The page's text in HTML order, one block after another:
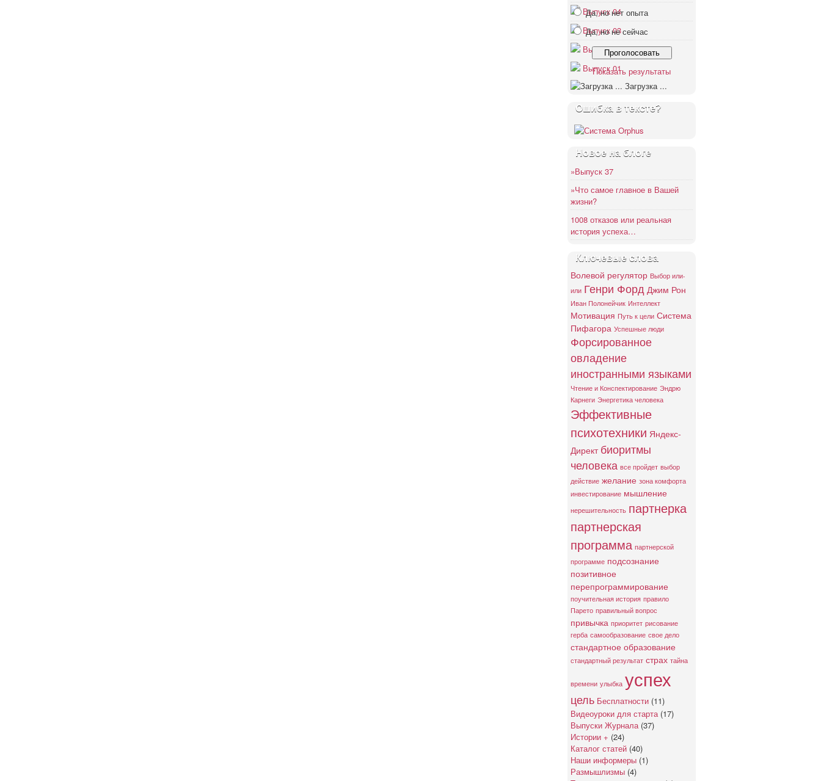
Выпуск 04
Выпуск 03
Выпуск 02
Выпуск 01
Да, но нет опыта
Да, но не сейчас
Показать результаты
Загрузка ...
Ошибка в тексте?
Новое на блоге
»Выпуск 37
»Что самое главное в Вашей
жизни?
1008 отказов или реальная
история успеха…
Ключевые слова
Волевой регулятор Выбор или-
или Генри Форд Джим Рон
Иван Полонейчик Интеллект
Мотивация Путь к цели Система
Пифагора Успешные люди
Форсированное
овладение
иностранными языками
Чтение и Конспектирование Эндрю
Карнеги Энергетика человека
Эффективные
психотехники Яндекс-
Директ биоритмы
человека все пройдет выбор
действие желание зона комфорта
инвестирование мышление
нерешительность партнерка
партнерская
программа партнерской
программе подсознание
позитивное
перепрограммирование
поучительная история правило
Парето правильный вопрос
привычка приоритет рисование
герба самообразование свое дело
стандартное образование
стандартный результат страх тайна
времени улыбка успех
цель Бесплатности (11)
Видеоуроки для старта (17)
Выпуски Журнала (37)
Истории + (24)
Каталог статей (40)
Наши информеры (1)
Размышлизмы (4)